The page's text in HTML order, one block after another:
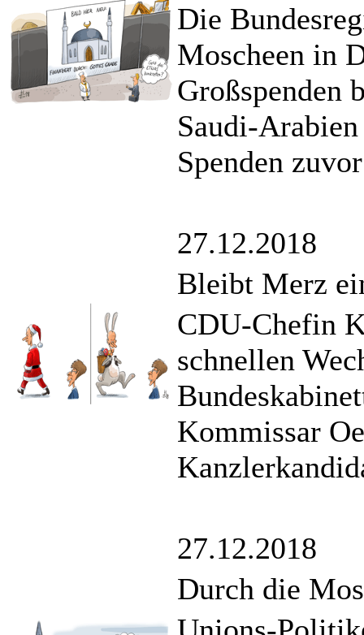
Die
Moscheen in
Großspenden
Saudi-
Spenden
27.12.2018
Bleibt Merz
CDU-Chefin
schnellen
Kommissar
27.12.2018
Durch die